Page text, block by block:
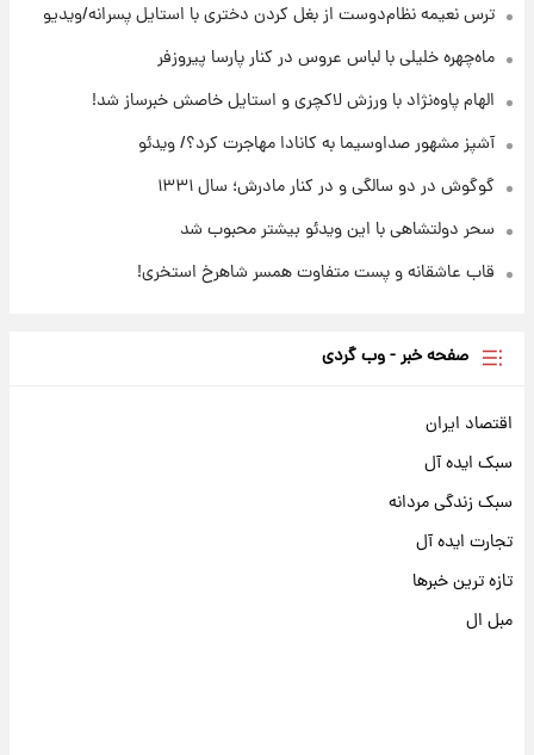
۲۱ ساعت پیش
انتقاد تند پیمان طالبی از مسئولان استقلال در
ترس نعیمه نظام‌دوست از بغل کردن دختری با استایل پسرانه/ویدیو
ماه‌چهره خلیلی با لباس عروس در کنار پارسا پیروزفر
الهام پاوه‌نژاد با ورزش لاکچری و استایل خاصش خبرساز شد!
آشپز مشهور صداوسیما به کانادا مهاجرت کرد؟/ ویدئو
گوگوش در دو سالگی و در کنار مادرش؛ سال ۱۳۳۱
سحر دولتشاهی با این ویدئو بیشتر محبوب شد
قاب عاشقانه و پست متفاوت همسر شاهرخ استخری!
صفحه خبر - وب گردی
اقتصاد ایران
سبک ایده آل
سبک زندگی مردانه
تجارت ایده آل
تازه ترین خبرها
مبل ال